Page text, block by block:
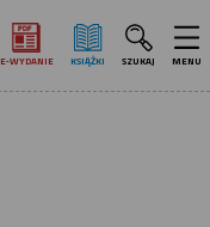
E‑WYDANIE KSIĄŻKI SZUKAJ MENU